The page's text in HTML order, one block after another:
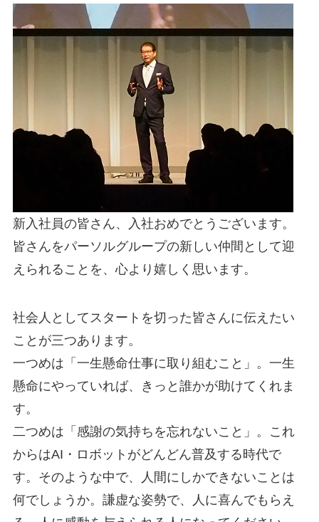
新入社員の皆さん、入社おめでとうございます。
皆さんをパーソルグループの新しい仲間として迎
えられることを、心より嬉しく思います。
社会人としてスタートを切った皆さんに伝えたい
ことが三つあります。
一つめは「一生懸命仕事に取り組むこと」。一生
懸命にやっていれば、きっと誰かが助けてくれま
す。
二つめは「感謝の気持ちを忘れないこと」。これ
からはAI・ロボットがどんどん普及する時代で
す。そのような中で、人間にしかできないことは
何でしょうか。謙虚な姿勢で、人に喜んでもらえ